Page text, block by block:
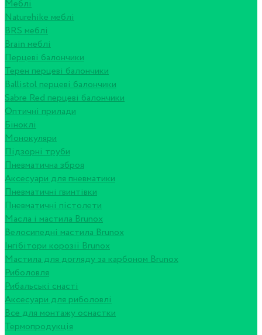
Меблі
Naturehike меблі
BRS меблі
Brain меблі
Перцеві балончики
Терен перцеві балончики
Ballistol перцеві балончики
Sabre Red перцеві балончики
Оптичні прилади
Біноклі
Монокуляри
Підзорні труби
Пневматична зброя
Аксесуари для пневматики
Пневматичні гвинтівки
Пневматичні пістолети
Масла і мастила Brunox
Велосипедні мастила Brunox
Інгібітори корозії Brunox
Мастила для догляду за карбоном Brunox
Риболовля
Рибальські снасті
Аксесуари для риболовлі
Все для монтажу оснастки
Термопродукція